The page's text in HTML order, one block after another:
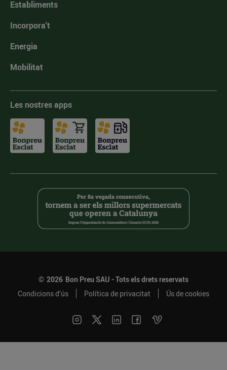
Establiments
Incorpora't
Energia
Mobilitat
Les nostres apps
© 2026 Bon Preu SAU - Tots els drets reservats
Condicions d’ús
Política de privacitat Ús de cookies